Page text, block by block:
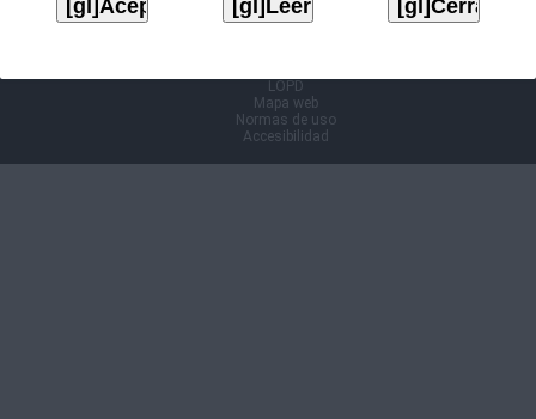
LOPD
Mapa web
Normas de uso
Accesibilidad